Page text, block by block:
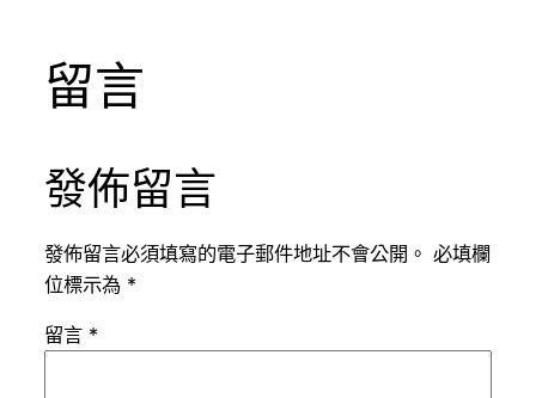
留言
發佈留言
發佈留言必須填寫的電子郵件地址不會公開。 必填欄
位標示為 *
留言 *